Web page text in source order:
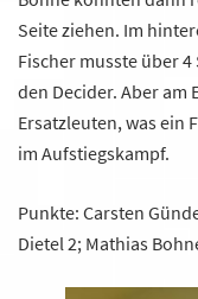
Seite ziehen. Im
Fischer musste über
den Decider. Aber am
Ersatzleuten, was ein
im Aufstiegskampf.
Punkte: Carsten
Dietel 2; Mathias